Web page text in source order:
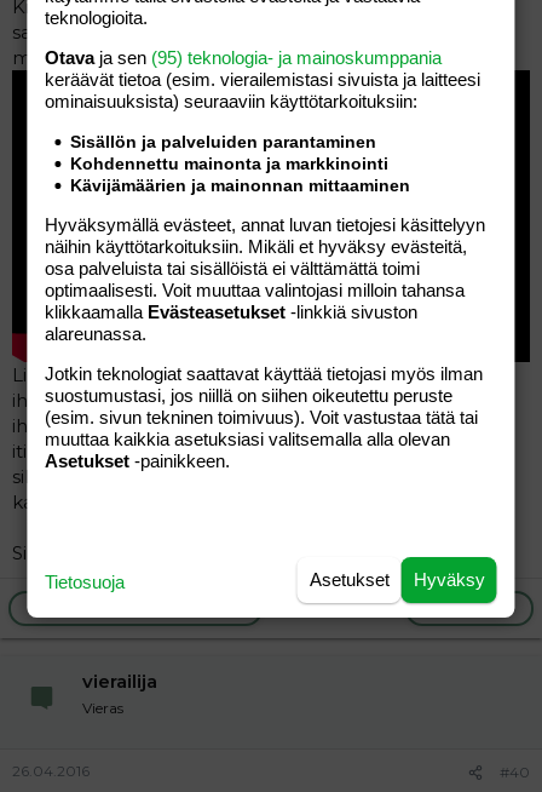
Kiitos ysimilliselle aamun linkistä toisessa ketjussa. Sieltä
samasta löysin oman idyllin, millaiseksi metsän voi
muokata ja onnistuu vielä ihan helposti:
Linnunlaulua ei ole kuin keväällä, mutta senkin ajan
ihmiset taitaa yleensä nukkua, vaikka periaatteessa on
ihan sama, milloin nukkuu, kunhan nukkuu. Kesällä
itikoita ei ole yöllä, joten ulkohommat kannattaa tehdä
silloin. Muistaakseni +9 astetta on se, milloin ne meillä
katoaa.
Siis liian hyvä tie tarkoittaa niitä rekkoja...
Vastaa
vierailija
Vieras
26.04.2016 #40
teknologioita.
Otavaja sen (95) teknologia- ja mainoskumppania
keräävät tietoa (esim. vierailemis­tasi sivuista ja laitteesi
ominaisuuk­sista) seuraaviin käyttötarkoituksiin:
Sisällön ja palveluiden parantaminen
Kohdennettu mainonta ja markkinointi
Kävijämäärien ja mainonnan mittaaminen
Hyväksymällä evästeet, annat luvan tietojesi käsittelyyn
näihin käyttötarkoituksiin. Mikäli et hyväksy evästeitä,
osa palveluista tai sisällöistä ei välttämättä toimi
optimaalisesti. Voit muuttaa valintojasi milloin tahansa
klikkaamalla Evästeasetukset -linkkiä sivuston
alareunassa.
Jotkin teknologiat saattavat käyttää tietojasi myös ilman
suostumustasi, jos niillä on siihen oikeutettu peruste
(esim. sivun tekninen toimivuus). Voit vastustaa tätä tai
muuttaa kaikkia asetuksiasi valitsemalla alla olevan
Asetukset -painikkeen.
Hyväksy
Asetukset
Tietosuoja